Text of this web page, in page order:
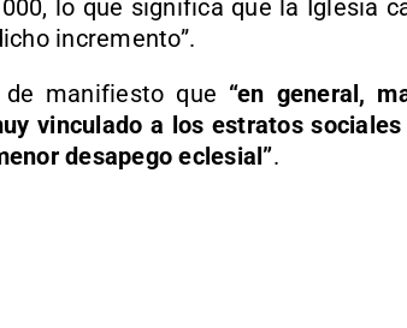
lo que significa que la Iglesia
incremento”.
manifiesto que “en general,
vinculado a los estratos
desapego eclesial”.